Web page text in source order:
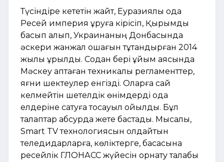
Түсіндіре кететін жайт, Еуразиялық одақ
Ресей империя құруға кірісіп, Қырымды
басып алып, Украинаның Донбасында
әскери жанжал ошағын тұтандырған 2014
жылы құрылды. Содан бері ұйым аясында
Мәскеу қаптаған техникалық регламенттер,
яғни шектеулер енгізді. Оларға сай
келмейтін шетелдік өнімдерді одақ
елдеріне сатуға тосқауыл қойылды. Бұл
талаптар абсурдқа жете бастады. Мысалы,
Smart TV технологиясын қолдайтын
теледидарларға, көліктерге, басқасына
ресейлік ГЛОНАСС жүйесін орнату талабы